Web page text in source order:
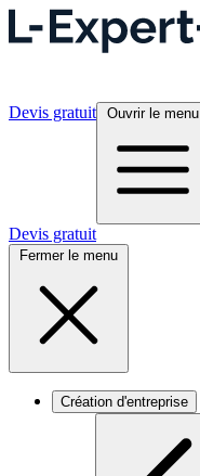
Devis gratuit Ouvrir le menu
Devis gratuit
Fermer le menu
Création d'entreprise